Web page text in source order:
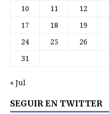
10 11 12
17 18 19
24 25 26
31
« Jul
SEGUIR EN TWITTER